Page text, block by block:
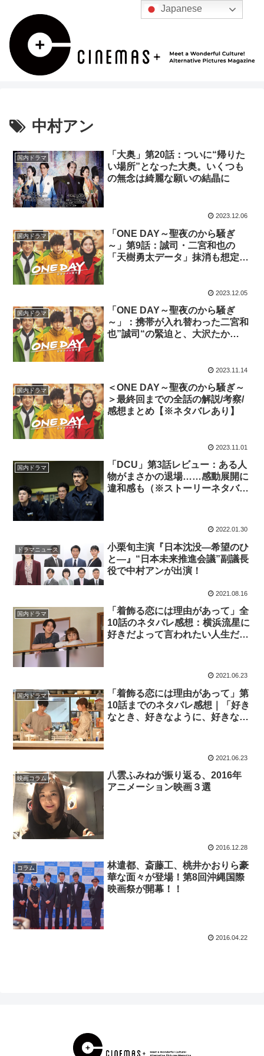
中村アン
国内ドラマ
「大奥」第20話：ついに“帰りた
い場所”となった大奥。いくつも
の無念は綺麗な願いの結晶に
2023.12.06
国内ドラマ
「ONE DAY～聖夜のから騒ぎ
～」第9話：誠司・二宮和也の
「天樹勇太データ」抹消も想定
2023.12.05
国内ドラマ
「ONE DAY～聖夜のから騒ぎ
～」：携帯が入れ替わった二宮和
也”誠司“の緊迫と、大沢たか
2023.11.14
国内ドラマ
＜ONE DAY～聖夜のから騒ぎ～
＞最終回までの全話の解説/考察/
感想まとめ【※ネタバレあり】
2023.11.01
国内ドラマ
「DCU」第3話レビュー：ある人
物がまさかの退場……感動展開に
違和感も（※ストーリーネタバレ
2022.01.30
ドラマニュース
小栗旬主演『日本沈没―希望のひ
と―』“日本未来推進会議”副議長
役で中村アンが出演！
2021.08.16
国内ドラマ
「着飾る恋には理由があって」全
10話のネタバレ感想：横浜流星に
好きだよって言われたい人生だっ
2021.06.23
国内ドラマ
「着飾る恋には理由があって」第
10話までのネタバレ感想｜「好き
なとき、好きなように、好きな人
2021.06.23
映画コラム
八雲ふみねが振り返る、2016年
アニメーション映画３選
2016.12.28
コラム
林遣都、斎藤工、桃井かおりら豪
華な面々が登場！第8回沖縄国際
映画祭が開幕！！
2016.04.22
Japanese